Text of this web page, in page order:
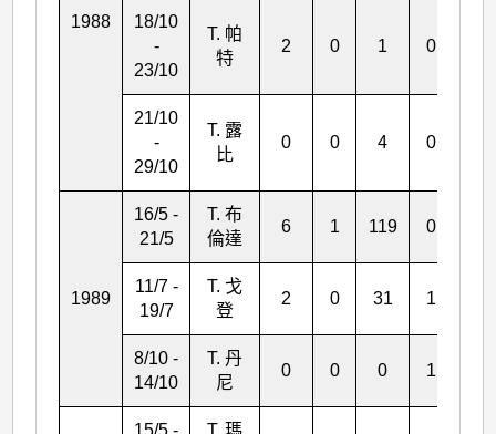
1988
18/10
-
23/10
T. 帕
特
2 0 1 0
21/10
-
29/10
T. 露
比
0 0 4 0
1989
16/5 -
21/5
T. 布
倫達
6 1 119 0
11/7 -
19/7
T. 戈
登
2 0 31 1
8/10 -
14/10
T. 丹
尼
0 0 0 1
15/5 - T. 瑪